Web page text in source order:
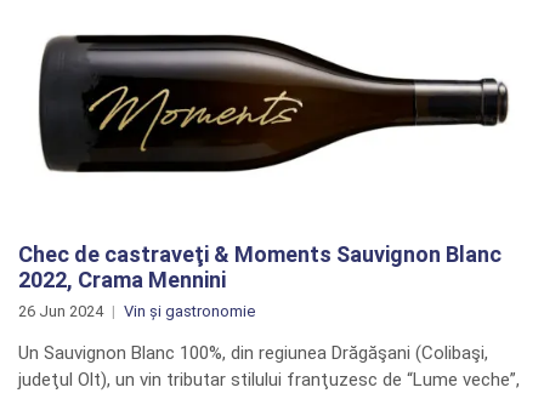
Chec de castraveţi & Moments Sauvignon Blanc
2022, Crama Mennini
26 Jun 2024 Vin și gastronomie
Un Sauvignon Blanc 100%, din regiunea Drăgăşani (Colibaşi,
judeţul Olt), un vin tributar stilului franţuzesc de “Lume veche”,